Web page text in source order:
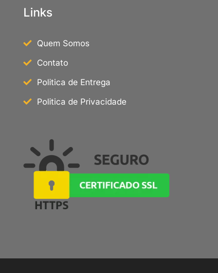
Links
Quem Somos
Contato
Politica de Entrega
Politica de Privacidade